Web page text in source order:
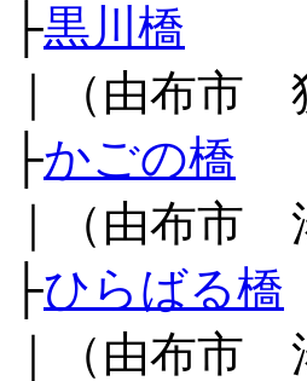
├黒川橋
｜（由布市
├かごの橋
｜（由布市
├ひらばる橋
｜（由布市